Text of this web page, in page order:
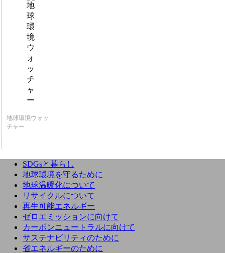
地球環境ウォッ
チャー
SDGsと暮らし
地球環境を守るために
地球温暖化について
リサイクルについて
再生可能エネルギー
ゼロエミッションに向けて
カーボンニュートラルに向けて
サステナビリティのために
省エネルギーのために